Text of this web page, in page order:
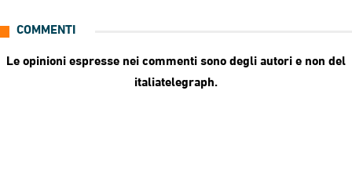
COMMENTI
Le opinioni espresse nei commenti sono degli autori e non del
italiatelegraph.